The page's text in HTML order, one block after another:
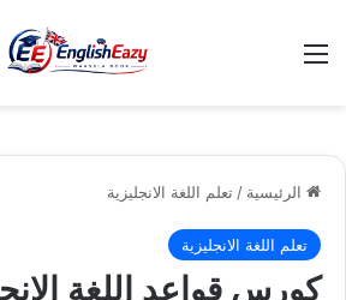
القائمة
الرئيسية / تعلم اللغة الانجليزية
تعلم اللغة الانجليزية
كورس قواعد اللغة